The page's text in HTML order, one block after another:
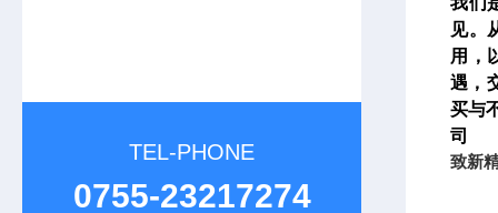
TEL-PHONE
0755-23217274
见。
用，
遇，
买与
司
致新